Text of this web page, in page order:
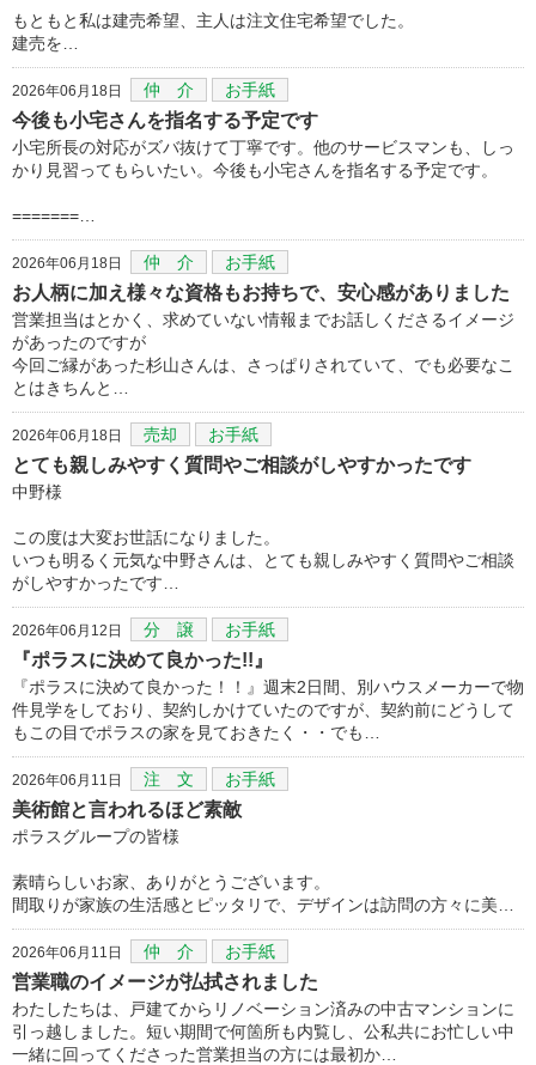
もともと私は建売希望、主人は注文住宅希望でした。
建売を…
2026年06月18日 仲 介 お手紙
今後も小宅さんを指名する予定です
小宅所長の対応がズバ抜けて丁寧です。他のサービスマンも、しっ
かり見習ってもらいたい。今後も小宅さんを指名する予定です。
=======…
2026年06月18日 仲 介 お手紙
お人柄に加え様々な資格もお持ちで、安心感がありました
営業担当はとかく、求めていない情報までお話しくださるイメージ
があったのですが
今回ご縁があった杉山さんは、さっぱりされていて、でも必要なこ
とはきちんと…
2026年06月18日 売却 お手紙
とても親しみやすく質問やご相談がしやすかったです
中野様
この度は大変お世話になりました。
いつも明るく元気な中野さんは、とても親しみやすく質問やご相談
がしやすかったです…
2026年06月12日 分 譲 お手紙
『ポラスに決めて良かった!!』
『ポラスに決めて良かった！！』週末2日間、別ハウスメーカーで物
件見学をしており、契約しかけていたのですが、契約前にどうして
もこの目でポラスの家を見ておきたく・・でも…
2026年06月11日 注 文 お手紙
美術館と言われるほど素敵
ポラスグループの皆様
素晴らしいお家、ありがとうございます。
間取りが家族の生活感とピッタリで、デザインは訪問の方々に美…
2026年06月11日 仲 介 お手紙
営業職のイメージが払拭されました
わたしたちは、戸建てからリノベーション済みの中古マンションに
引っ越しました。短い期間で何箇所も内覧し、公私共にお忙しい中
一緒に回ってくださった営業担当の方には最初か…